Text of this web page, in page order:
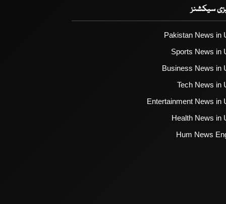
سیکشنز
Pakistan News in
Sports News in
Business News in
Tech News in
Entertainment News in
Health News in
Hum News